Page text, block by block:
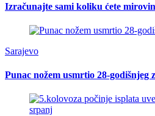
Izračunajte sami koliku ćete
Sarajevo
Punac nožem usmrtio 28-godišnjeg